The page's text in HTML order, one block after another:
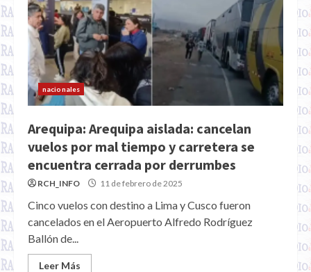
nacionales
Arequipa: Arequipa aislada: cancelan
vuelos por mal tiempo y carretera se
encuentra cerrada por derrumbes
RCH_INFO 11 de febrero de 2025
Cinco vuelos con destino a Lima y Cusco fueron
cancelados en el Aeropuerto Alfredo Rodríguez
Ballón de...
Leer Más